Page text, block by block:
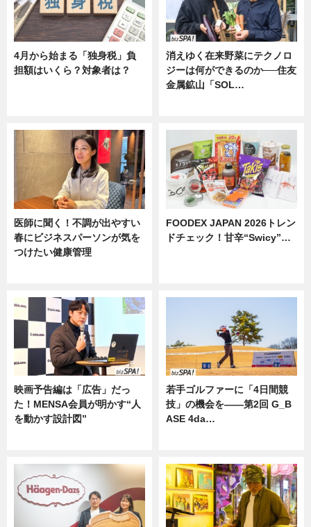
4月から始まる「独身税」負
担額はいくら？対象者は？
消えゆく在来野菜にテクノロ
ジーは何ができるのか──住友
金属鉱山「SOL…
医師に聞く！不調が出やすい
春にビジネスパーソンが気を
つけたい健康管理
FOODEX JAPAN 2026トレン
ドチェック！甘辛“Swicy”…
映画予告編は「広告」だっ
た！MENSA会員が明かす“人
を動かす設計図”
若手ゴルファーに「4日間競
技」の機会を——第2回 G_B
ASE 4da…